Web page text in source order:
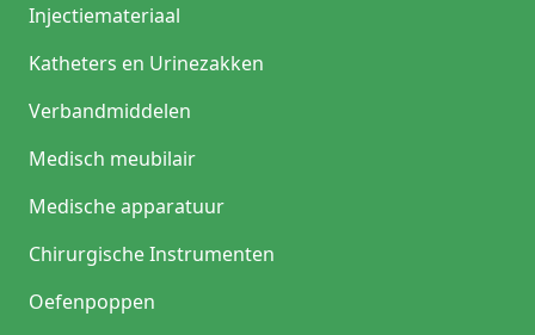
Injectiemateriaal
Katheters en Urinezakken
Verbandmiddelen
Medisch meubilair
Medische apparatuur
Chirurgische Instrumenten
Oefenpoppen